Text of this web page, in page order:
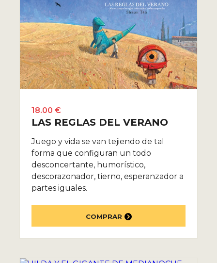
18.00 €
LAS REGLAS DEL VERANO
Juego y vida se van tejiendo de tal
forma que configuran un todo
desconcertante, humorístico,
descorazonador, tierno, esperanzador a
partes iguales.
COMPRAR